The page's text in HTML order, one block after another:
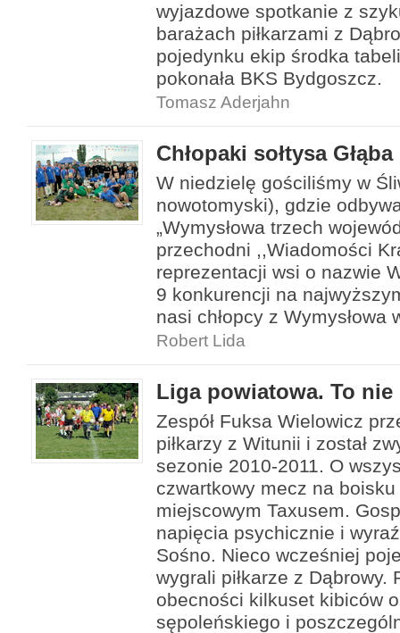
wyjazdowe spotkanie z
barażach piłkarzami z
pojedynku ekip środka
pokonała BKS Bydgoszcz.
Tomasz Aderjahn
Chłopaki sołtysa
W niedzielę gościliśmy w
nowotomyski), gdzie
„Wymysłowa trzech
przechodni ,,Wiadomości
reprezentacji wsi o nazwie
9 konkurencji na
nasi chłopcy z Wymysłowa
Robert Lida
Liga powiatowa. To nie
Zespół Fuksa Wielowicz
piłkarzy z Witunii i został
sezonie 2010-2011. O
czwartkowy mecz na
miejscowym Taxusem.
napięcia psychicznie i
Sośno. Nieco wcześniej
wygrali piłkarze z Dąbrowy.
obecności kilkuset kibiców
sępoleńskiego i